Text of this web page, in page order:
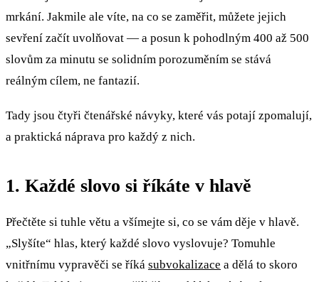
mrkání. Jakmile ale víte, na co se zaměřit, můžete jejich
sevření začít uvolňovat — a posun k pohodlným 400 až 500
slovům za minutu se solidním porozuměním se stává
reálným cílem, ne fantazií.
Tady jsou čtyři čtenářské návyky, které vás potají zpomalují,
a praktická náprava pro každý z nich.
1. Každé slovo si říkáte v hlavě
Přečtěte si tuhle větu a všímejte si, co se vám děje v hlavě.
„Slyšíte“ hlas, který každé slovo vyslovuje? Tomuhle
vnitřnímu vypravěči se říká subvokalizace a dělá to skoro